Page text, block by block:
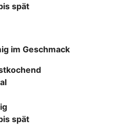
spät
im Geschmack
spät